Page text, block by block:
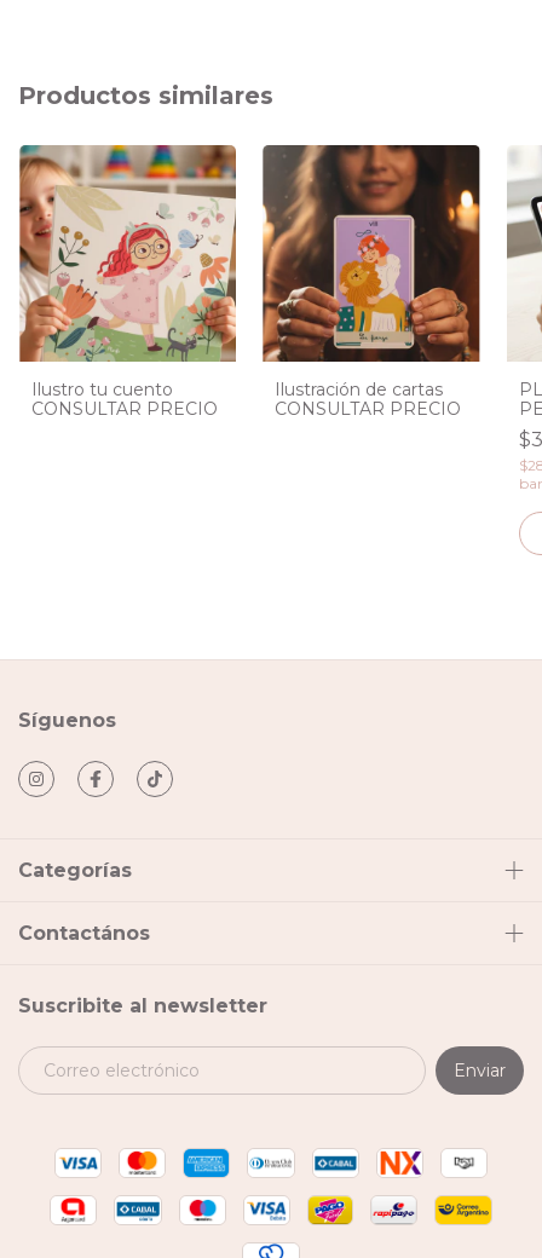
Productos similares
Ilustro tu cuento
CONSULTAR PRECIO
Ilustración de cartas
CONSULTAR PRECIO
Síguenos
Categorías
Contactános
Suscribite al newsletter